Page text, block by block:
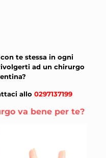
te stessa in ogni
ad un chirurgo
allo 0297137199
va bene per te?